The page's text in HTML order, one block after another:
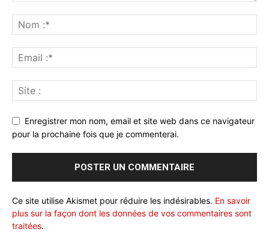
Enregistrer mon nom, email et site web dans ce navigateur
pour la prochaine fois que je commenterai.
Ce site utilise Akismet pour réduire les indésirables. En savoir
plus sur la façon dont les données de vos commentaires sont
traitées.